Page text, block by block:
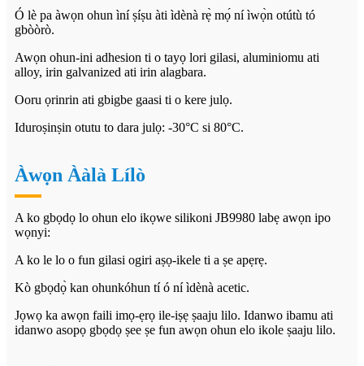
Ó lè pa àwọn ohun ìní ṣíṣu àti ìdènà rẹ̀ mọ́ ní ìwọ̀n otútù tó
gbòòrò.
Awọn ohun-ini adhesion ti o tayọ lori gilasi, aluminiomu ati
alloy, irin galvanized ati irin alagbara.
Ooru ọrinrin ati gbigbe gaasi ti o kere julọ.
Iduroṣinṣin otutu to dara julọ: -30°C si 80°C.
Àwọn Ààlà Lílò
A ko gbọdọ lo ohun elo ikọwe silikoni JB9980 labẹ awọn ipo
wọnyi:
A ko le lo o fun gilasi ogiri aṣọ-ikele ti a ṣe apẹrẹ.
Kò gbọdọ̀ kan ohunkóhun tí ó ní ìdènà acetic.
Jọwọ ka awọn faili imọ-ẹrọ ile-iṣẹ ṣaaju lilo. Idanwo ibamu ati
idanwo asopọ gbọdọ ṣee ṣe fun awọn ohun elo ikole ṣaaju lilo.